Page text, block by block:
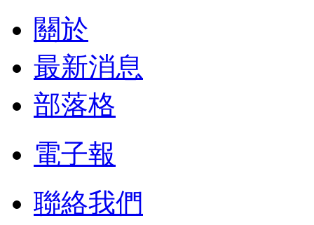
關於
最新消息
部落格
電子報
聯絡我們